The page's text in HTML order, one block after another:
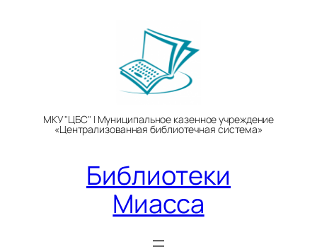
МКУ "ЦБС" | Муниципальное казенное учреждение
«Централизованная библиотечная система»
Библиотеки
Миасса